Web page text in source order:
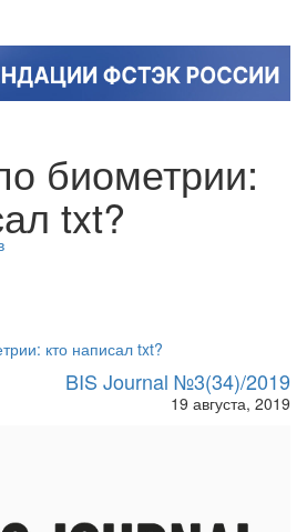
биометрии:
txt?
кто написал txt?
BIS Journal №3(34)/2019
19 августа, 2019